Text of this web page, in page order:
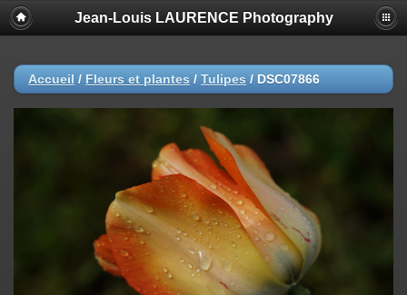
Jean-Louis LAURENCE Photography
Accueil / Fleurs et plantes / Tulipes / DSC07866